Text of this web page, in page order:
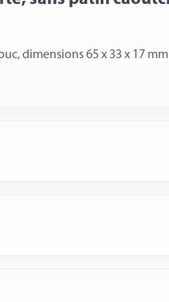
Arrêt de porte, partie femelle, sans patin caoutchouc, dimensions 65 x 33 x 17 mm